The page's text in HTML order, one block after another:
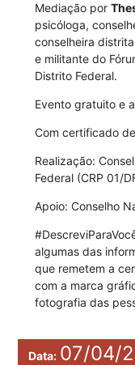
Mediação por
psicóloga,
conselheira
e militante do
Distrito Federal.
Evento gratuito e
Com certificado
Realização:
Federal (CRP 01/
Apoio: Conselho
algumas das
que remetem a
com a marca
fotografia das
Data: 07/04/